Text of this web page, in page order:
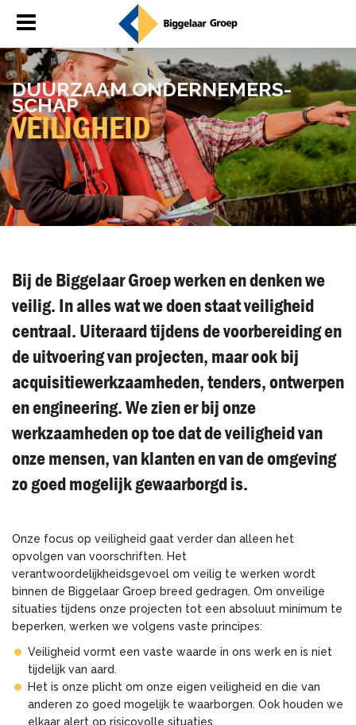
DUUR­ZAAM ON­DER­NE­MERS­
SCHAP
VEI­LIG­HEID
Bij de Biggelaar Groep werken en denken we
veilig. In alles wat we doen staat veiligheid
centraal. Uiteraard tijdens de voorbereiding en
de uitvoering van projecten, maar ook bij
acquisitiewerkzaamheden, tenders, ontwerpen
en engineering. We zien er bij onze
werkzaamheden op toe dat de veiligheid van
onze mensen, van klanten en van de omgeving
zo goed mogelijk gewaarborgd is.
Onze focus op veiligheid gaat verder dan alleen het
opvolgen van voorschriften. Het
verantwoordelijkheidsgevoel om veilig te werken wordt
binnen de Biggelaar Groep breed gedragen. Om onveilige
situaties tijdens onze projecten tot een absoluut minimum te
beperken, werken we volgens vaste principes:
Veiligheid vormt een vaste waarde in ons werk en is niet
tijdelijk van aard.
Het is onze plicht om onze eigen veiligheid en die van
anderen zo goed mogelijk te waarborgen. Ook houden we
elkaar alert op risicovolle situaties.